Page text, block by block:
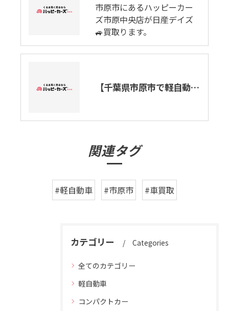
市原市にあるハッピーカー
ズ市原中央店が日産デイズ
🚙買取ります。
【千葉県市原市で軽自動車車買取り致します。】日産・デイズ
関連タグ
#軽自動車 #市原市 #車買取
カテゴリー Categories
全てのカテゴリー
軽自動車
コンパクトカー